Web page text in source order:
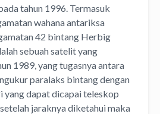
tahun 1996. Termasuk
wahana antariksa
42 bintang Herbig
sebuah satelit yang
1989, yang tugasnya antara
paralaks bintang dengan
yang dapat dicapai teleskop
jaraknya diketahui maka